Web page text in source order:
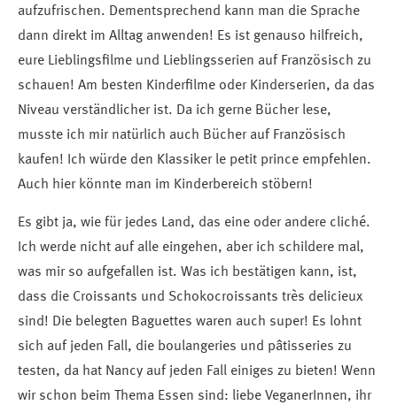
aufzufrischen. Dementsprechend kann man die Sprache
dann direkt im Alltag anwenden! Es ist genauso hilfreich,
eure Lieblingsfilme und Lieblingsserien auf Französisch zu
schauen! Am besten Kinderfilme oder Kinderserien, da das
Niveau verständlicher ist. Da ich gerne Bücher lese,
musste ich mir natürlich auch Bücher auf Französisch
kaufen! Ich würde den Klassiker le petit prince empfehlen.
Auch hier könnte man im Kinderbereich stöbern!
Es gibt ja, wie für jedes Land, das eine oder andere cliché.
Ich werde nicht auf alle eingehen, aber ich schildere mal,
was mir so aufgefallen ist. Was ich bestätigen kann, ist,
dass die Croissants und Schokocroissants très delicieux
sind! Die belegten Baguettes waren auch super! Es lohnt
sich auf jeden Fall, die boulangeries und pâtisseries zu
testen, da hat Nancy auf jeden Fall einiges zu bieten! Wenn
wir schon beim Thema Essen sind: liebe VeganerInnen, ihr